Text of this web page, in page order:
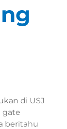
di USJ
gate
beritahu